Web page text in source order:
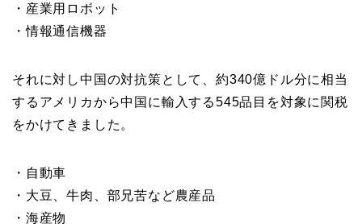
・産業用ロボット
・情報通信機器
それに対し中国の対抗策として、約340億ドル分に相当
するアメリカから中国に輸入する545品目を対象に関税
をかけてきました。
・自動車
・大豆、牛肉、部兄苦など農産品
・海産物